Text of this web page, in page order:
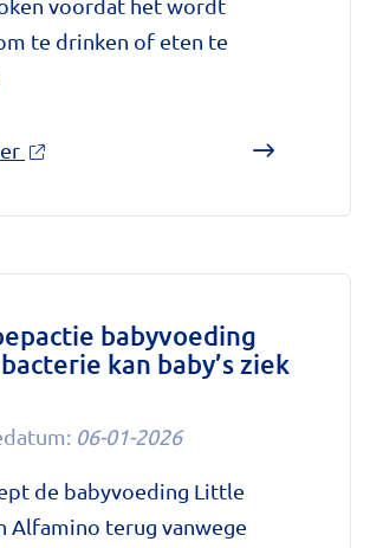
te drinken of eten te
over
drinkwater
Utrecht
vanwege
op
zorggids
babyvoeding
kan baby’s ziek
06-01-2026
de babyvoeding Little
Alfamino terug vanwege